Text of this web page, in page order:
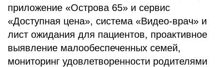
приложение «Острова 65» и сервис
«Доступная цена», система «Видео-врач» и
лист ожидания для пациентов, проактивное
выявление малообеспеченных семей,
мониторинг удовлетворенности родителями